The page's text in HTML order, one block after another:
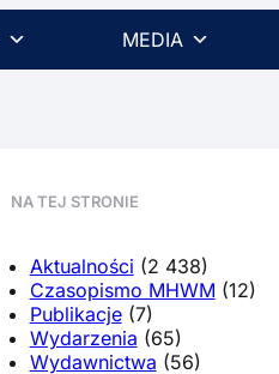
MEDIA
NA TEJ STRONIE
Aktualności (2 438)
Czasopismo MHWM (12)
Publikacje(7)
Wydarzenia (65)
Wydawnictwa (56)